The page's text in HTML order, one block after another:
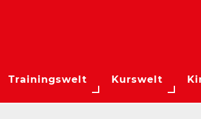
Trainingswelt Kurswelt